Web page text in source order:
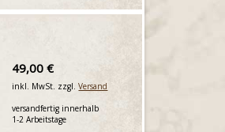
49,00 €
inkl. MwSt. zzgl.Versand
versandfertig innerhalb
1-2 Arbeitstage